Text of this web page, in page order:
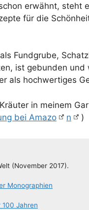
erwähnt, steht
für die
Fund­gru­be,
ist gebun­den und
als hoch­wer­ti­ges
in mei­nem
bei Ama­zo n )
(Novem­ber 2017).
Monographien
Jahren